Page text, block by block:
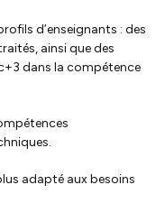
d’enseignants : des
ainsi que des
dans la compétence
adapté aux besoins